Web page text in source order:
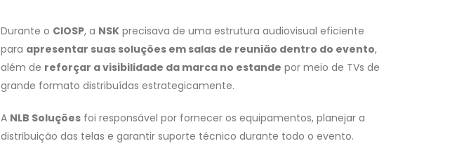
Durante o CIOSP, a NSK precisava de uma estrutura audiovisual eficiente
para apresentar suas soluções em salas de reunião dentro do evento,
além de reforçar a visibilidade da marca no estande por meio de TVs de
grande formato distribuídas estrategicamente.
A NLB Soluções foi responsável por fornecer os equipamentos, planejar a
distribuição das telas e garantir suporte técnico durante todo o evento.